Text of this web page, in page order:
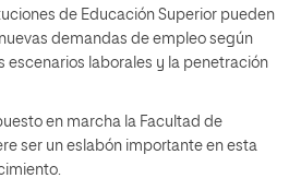
de Educación Superior pueden
demandas de empleo según
escenarios laborales y la penetración
en marcha la Facultad de
ser un eslabón importante en esta